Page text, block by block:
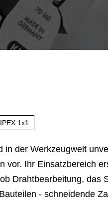
1x1
in der Werkzeugwelt
vor. Ihr Einsatzbereich
Drahtbearbeitung, das
- schneidende